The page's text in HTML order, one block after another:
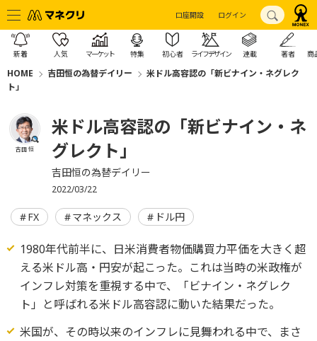
口座開設 ログイン
新着 人気 マーケット 特集 初心者 ライフデザイン 連載 著者 商
HOME 吉田恒の為替デイリー
米ドル高容認の「新ビナイン・ネグレク
ト」
吉田 恒
米ドル高容認の「新ビナイン・ネ
グレクト」
吉田恒の為替デイリー
2022/03/22
FX マネックス ドル円
1980年代前半に、日米消費者物価購買力平価を大きく超
える米ドル高・円安が起こった。これは当時の米政権が
インフレ対策を重視する中で、「ビナイン・ネグレク
ト」と呼ばれる米ドル高容認に動いた結果だった。
米国が、その時以来のインフレに見舞われる中で、まさ